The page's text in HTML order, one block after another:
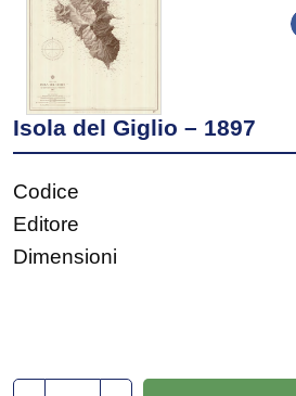
Isola del Giglio – 1897
Codice
Editore
Dimensioni